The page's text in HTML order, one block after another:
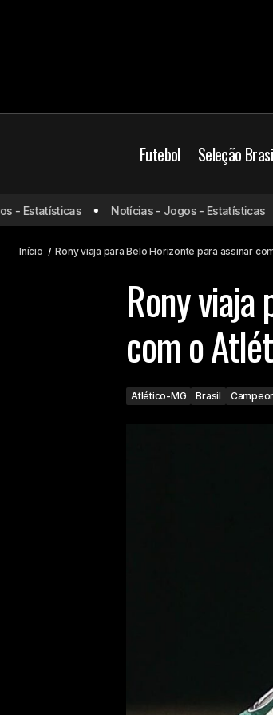
Futebol Seleção
Inter de Limeira x Palmeiras: onde
assistir e prováveis escalações
Estatísticas Notícias - Jogos - Estatísticas
Início Rony viaja para Belo Horizonte para assinar
Rony viaja
com o
Atlético-MG Brasil